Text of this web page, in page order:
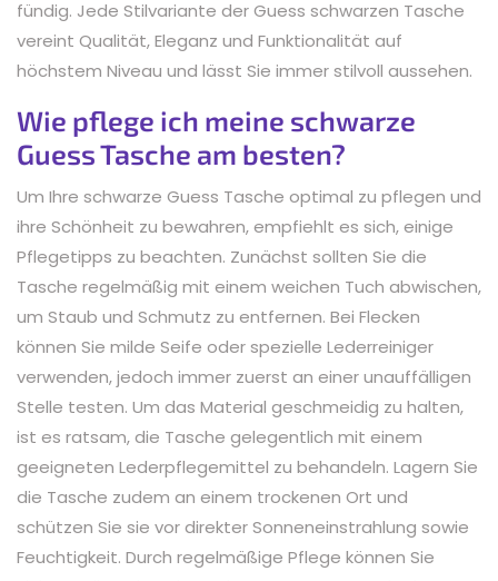
fündig. Jede Stilvariante der Guess schwarzen Tasche
vereint Qualität, Eleganz und Funktionalität auf
höchstem Niveau und lässt Sie immer stilvoll aussehen.
Wie pflege ich meine schwarze
Guess Tasche am besten?
Um Ihre schwarze Guess Tasche optimal zu pflegen und
ihre Schönheit zu bewahren, empfiehlt es sich, einige
Pflegetipps zu beachten. Zunächst sollten Sie die
Tasche regelmäßig mit einem weichen Tuch abwischen,
um Staub und Schmutz zu entfernen. Bei Flecken
können Sie milde Seife oder spezielle Lederreiniger
verwenden, jedoch immer zuerst an einer unauffälligen
Stelle testen. Um das Material geschmeidig zu halten,
ist es ratsam, die Tasche gelegentlich mit einem
geeigneten Lederpflegemittel zu behandeln. Lagern Sie
die Tasche zudem an einem trockenen Ort und
schützen Sie sie vor direkter Sonneneinstrahlung sowie
Feuchtigkeit. Durch regelmäßige Pflege können Sie